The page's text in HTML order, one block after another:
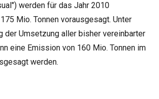
werden für das Jahr 2010
Mio. Tonnen vorausgesagt. Unter
der Umsetzung aller bisher vereinbarter
eine Emission von 160 Mio. Tonnen im
werden.